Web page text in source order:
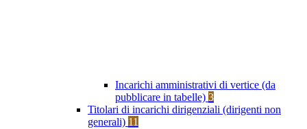
Incarichi amministrativi di vertice (da
pubblicare in tabelle) 3
Titolari di incarichi dirigenziali (dirigenti non
generali) 11